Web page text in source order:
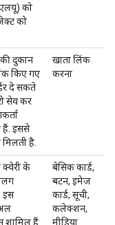
को
को
दुकान
किए गए
दे सकते
सेव कर
हैं. इससे
है.
खाता लिंक
करना
क्वेरी के
इस
शामिल हैं.
बेसिक कार्ड,
बटन, इमेज
कार्ड, सूची,
कलेक्शन,
मीडिया